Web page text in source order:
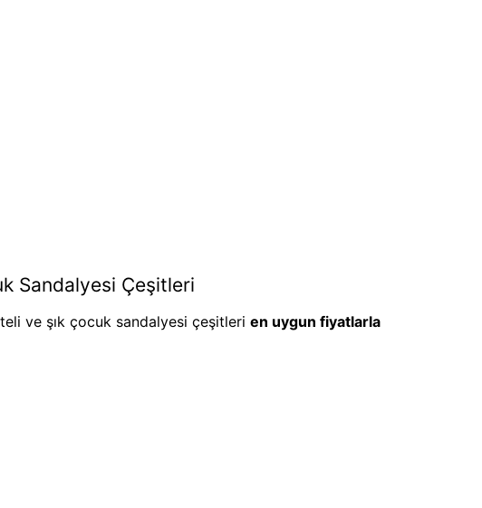
Sandalyesi Çeşitleri
ve şık çocuk sandalyesi çeşitleri en uygun fiyatlarla